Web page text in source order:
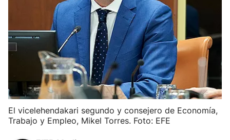
El vicelehendakari segundo y consejero de Economía,
Trabajo y Empleo, Mikel Torres. Foto: EFE